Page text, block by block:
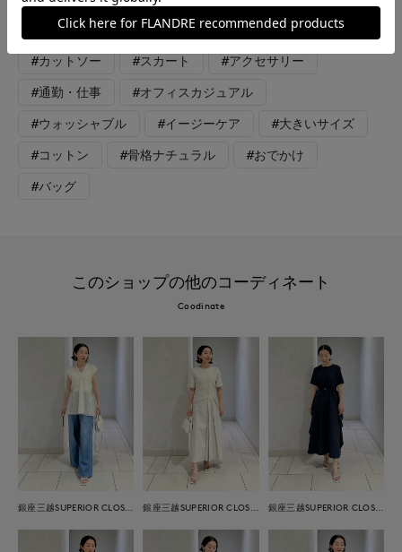
で、長いシーズン愛用できます。
#カットソー #スカート #アクセサリー
#通勤・仕事 #オフィスカジュアル
#ウォッシャブル #イージーケア #大きいサイズ
#コットン #骨格ナチュラル #おでかけ
#バッグ
このショップの他のコーディネート
Coodinate